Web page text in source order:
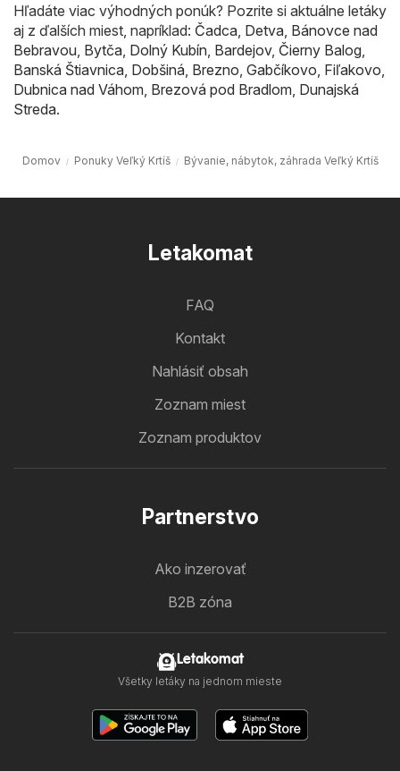
Hľadáte viac výhodných ponúk? Pozrite si aktuálne letáky
aj z ďalších miest, napríklad: Čadca, Detva, Bánovce nad
Bebravou, Bytča, Dolný Kubín, Bardejov, Čierny Balog,
Banská Štiavnica, Dobšiná, Brezno, Gabčíkovo, Fiľakovo,
Dubnica nad Váhom, Brezová pod Bradlom, Dunajská
Streda.
Domov Ponuky Veľký Krtíš Bývanie, nábytok, záhrada Veľký Krtíš
Letakomat
FAQ
Kontakt
Nahlásiť obsah
Zoznam miest
Zoznam produktov
Partnerstvo
Ako inzerovať
B2B zóna
Letakomat
Všetky letáky na jednom mieste